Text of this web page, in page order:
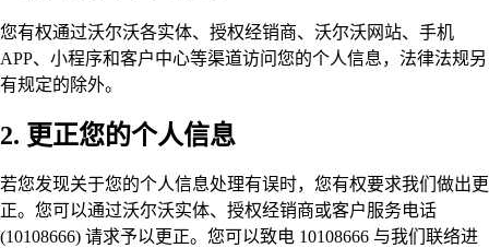
您有权通过沃尔沃各实体、授权经销商、沃尔沃网站、手机
APP、小程序和客户中心等渠道访问您的个人信息，法律法规另
有规定的除外。
2. 更正您的个人信息
若您发现关于您的个人信息处理有误时，您有权要求我们做出更
正。您可以通过沃尔沃实体、授权经销商或客户服务电话
(10108666) 请求予以更正。您可以致电 10108666 与我们联络进